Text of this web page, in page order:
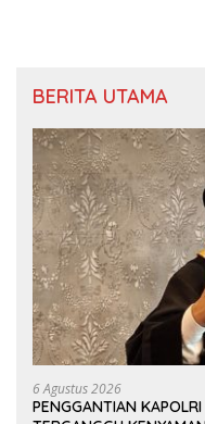
BERITA UTAMA
6 Agustus 2026
PENGGANTIAN